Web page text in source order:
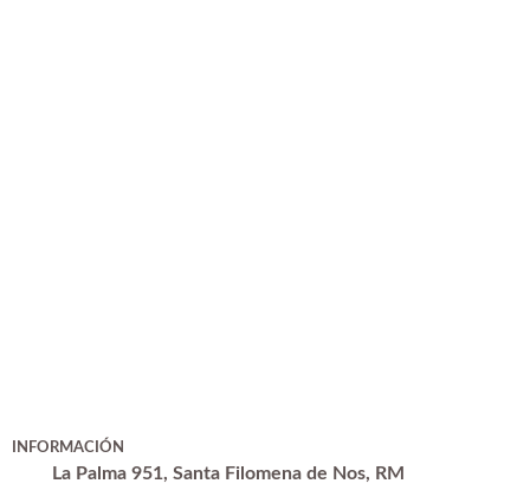
INFORMACIÓN
La Palma 951, Santa Filomena de Nos, RM